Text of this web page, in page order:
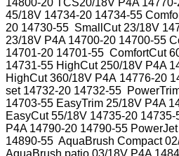
45/18V 14734-20 14734-55
20 14730-55 SmallCut 23/18V
23/18V P4A 14700-20 14700-55
14701-20 14701-55 ComfortCut
14731-55 HighCut 250/18V P4A
HighCut 360/18V P4A 14776-20
set 14732-20 14732-55
14703-55 EasyTrim 25/18V P4A
EasyCut 55/18V 14735-20
P4A 14790-20 14790-55
14890-55 AquaBrush Compact
AquaBrush patio 03/18V P4A